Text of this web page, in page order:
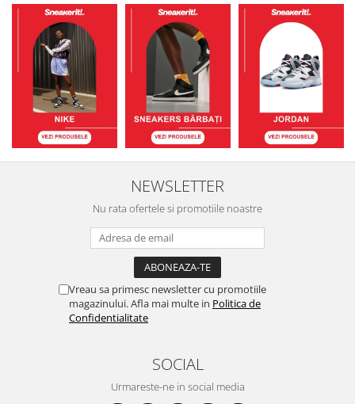
NEWSLETTER
Nu rata ofertele si promotiile noastre
Vreau sa primesc newsletter cu promotiile
magazinului. Afla mai multe in Politica de
Confidentialitate
SOCIAL
Urmareste-ne in social media